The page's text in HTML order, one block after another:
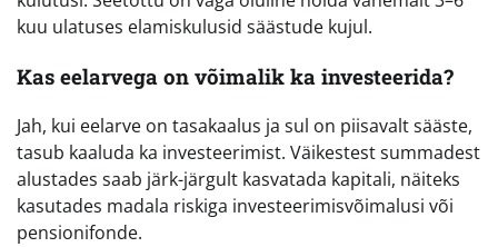
kuu ulatuses elamiskulusid säästude kujul.
Kas eelarvega on võimalik ka investeerida?
Jah, kui eelarve on tasakaalus ja sul on piisavalt sääste,
tasub kaaluda ka investeerimist. Väikestest summadest
alustades saab järk-järgult kasvatada kapitali, näiteks
kasutades madala riskiga investeerimisvõimalusi või
pensionifonde.